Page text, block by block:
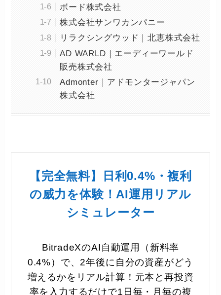
ボード株式会社
株式会社サンワカンパニー
リラクシングウッド｜北恵株式会社
AD WARLD｜エーディーワールド
販売株式会社
Admonter｜アドモンタージャパン
株式会社
【完全無料】日利0.4%・複利
の威力を体験！AI運用リアル
シミュレーター
BitradeXのAI自動運用（新料率
0.4%）で、2年後に自分の資産がどう
増えるかをリアル計算！元本と再投資
率を入力するだけで1日毎・月毎の複